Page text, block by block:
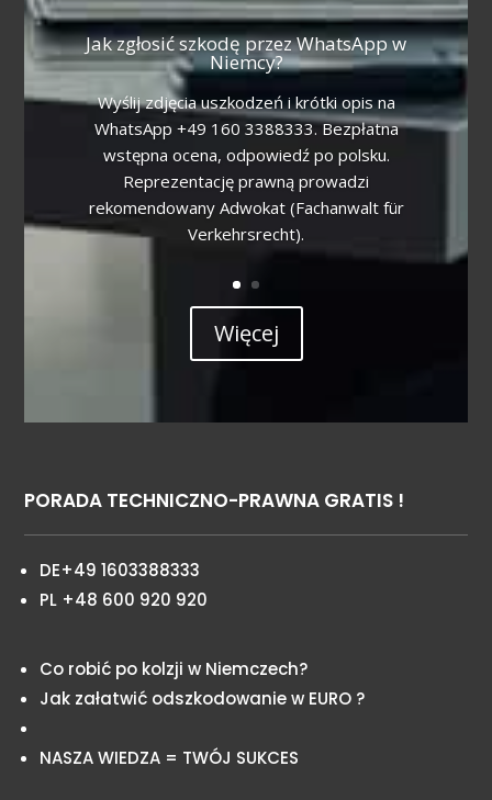
Jak zgłosić szkodę przez WhatsApp w
Niemcy?
Wyślij zdjęcia uszkodzeń i krótki opis na
WhatsApp +49 160 3388333. Bezpłatna
wstępna ocena, odpowiedź po polsku.
Reprezentację prawną prowadzi
rekomendowany Adwokat (Fachanwalt für
Verkehrsrecht).
Więcej
PORADA TECHNICZNO-PRAWNA GRATIS !
DE+49 1603388333
PL +48 600 920 920
Co robić po kolzji w Niemczech?
Jak załatwić odszkodowanie w EURO ?
NASZA WIEDZA = TWÓJ SUKCES